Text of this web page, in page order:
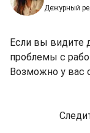
Дежурный
Если вы видите
проблемы с
Возможно у вас